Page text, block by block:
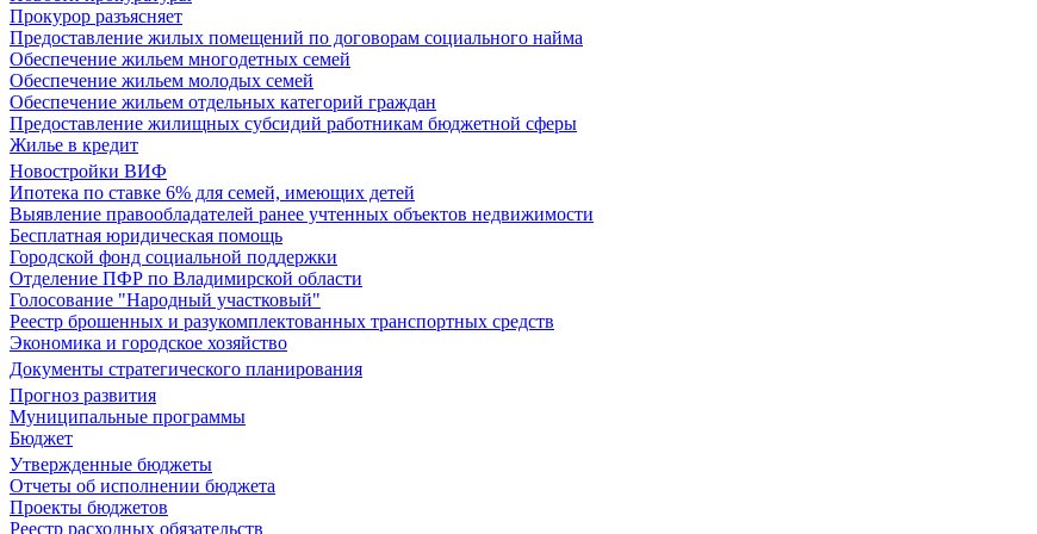
Прокурор разъясняет
Предоставление жилых помещений по договорам социального найма
Обеспечение жильем многодетных семей
Обеспечение жильем молодых семей
Обеспечение жильем отдельных категорий граждан
Предоставление жилищных субсидий работникам бюджетной сферы
Жилье в кредит
Новостройки ВИФ
Ипотека по ставке 6% для семей, имеющих детей
Выявление правообладателей ранее учтенных объектов недвижимости
Бесплатная юридическая помощь
Городской фонд социальной поддержки
Отделение ПФР по Владимирской области
Голосование "Народный участковый"
Реестр брошенных и разукомплектованных транспортных средств
Экономика и городское хозяйство
Документы стратегического планирования
Прогноз развития
Муниципальные программы
Бюджет
Утвержденные бюджеты
Отчеты об исполнении бюджета
Проекты бюджетов
Реестр расходных обязательств